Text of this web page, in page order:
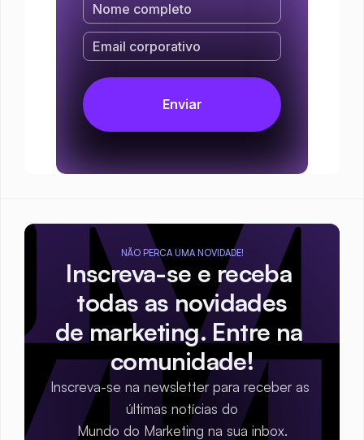
NÃO PERCA UMA NOVIDADE!
Inscreva-se e receba
todas as novidades
de marketing. Entre na
comunidade!
Inscreva-se na newsletter para receber as
últimas notícias do
Mundo do Marketing na sua inbox.